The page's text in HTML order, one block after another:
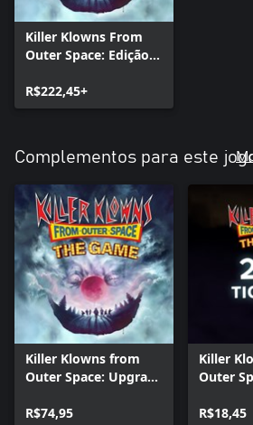
Killer Klowns From
Outer Space: Edição
R$222,45+
Complementos para este
Killer Klowns from
Outer Space: Upgrade
R$74,95
Killer
Outer
R$18,45